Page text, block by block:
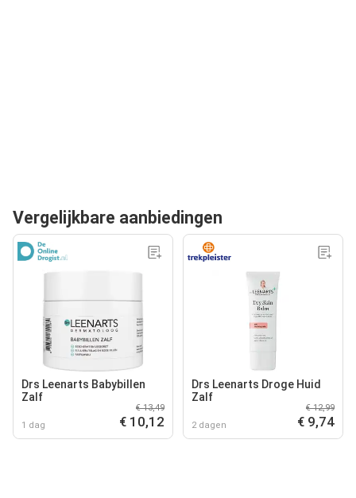
Vergelijkbare aanbiedingen
Drs Leenarts Babybillen
Zalf
1 dag
€ 13,49
€ 10,12
Drs Leenarts Droge Huid
Zalf
2 dagen
€ 12,99
€ 9,74